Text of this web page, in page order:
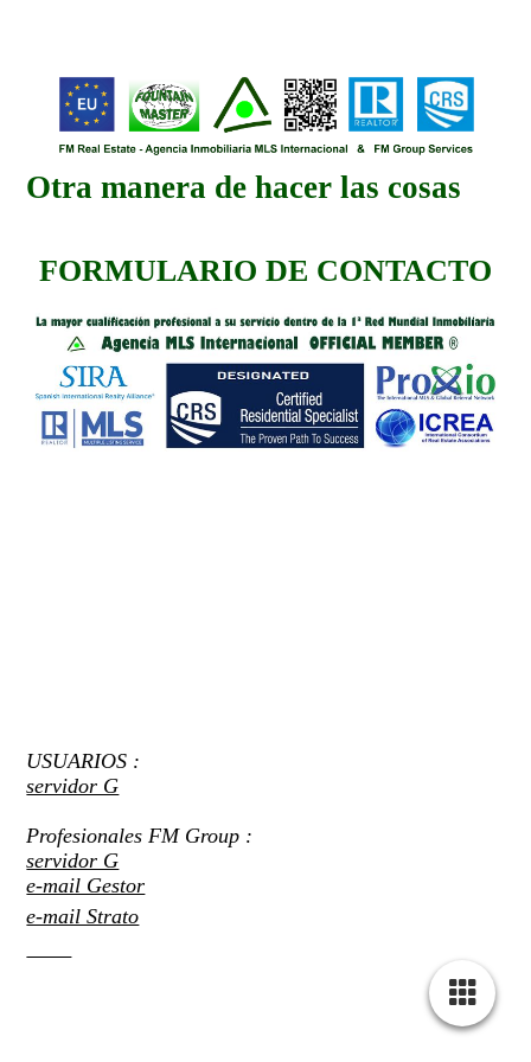
Otra manera de hacer las cosas
FORMULARIO DE CONTACTO
USUARIOS :
servidor G
Profesionales FM Group :
servidor G
e-mail Gestor
e-mail Strato